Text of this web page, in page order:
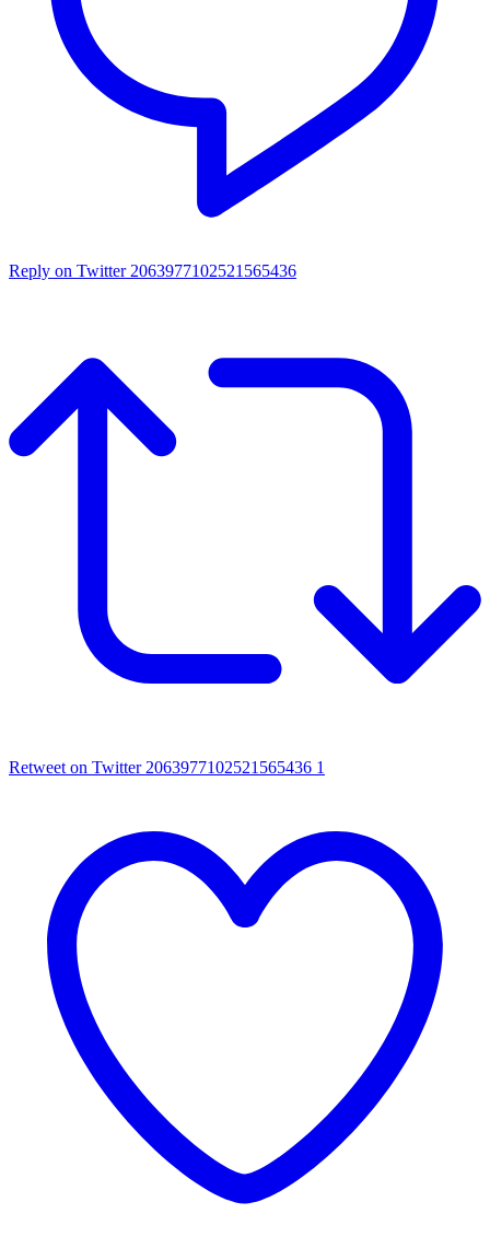
Reply on Twitter 2063977102521565436
Retweet on Twitter 2063977102521565436 1